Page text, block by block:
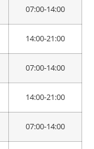
07:00-14:00
14:00-21:00
07:00-14:00
14:00-21:00
07:00-14:00